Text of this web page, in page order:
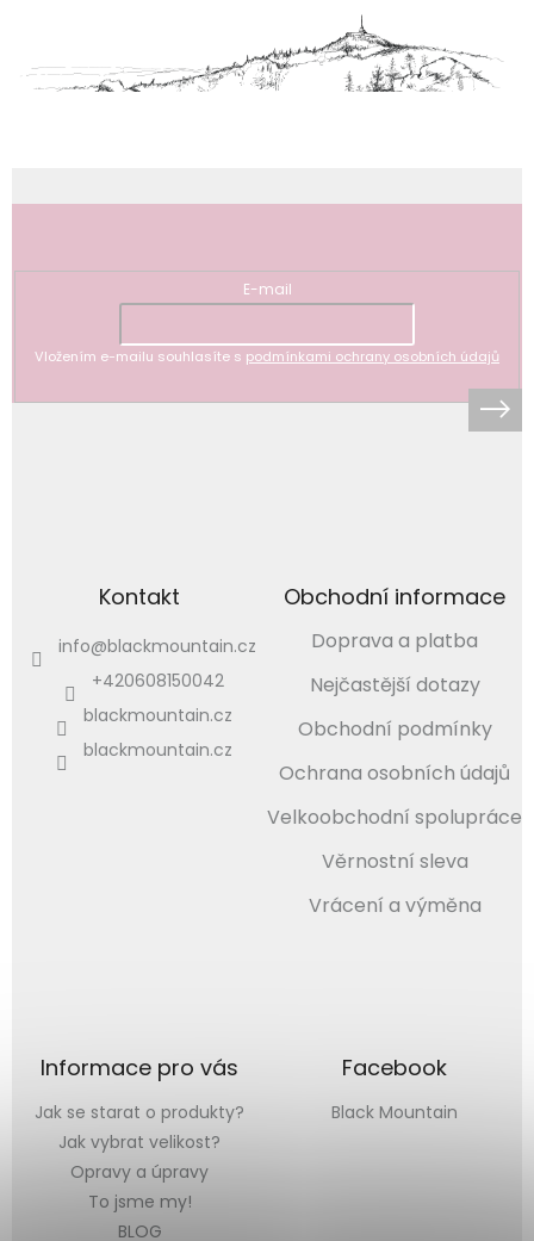
E-mail
Vložením e-mailu souhlasíte s podmínkami ochrany osobních údajů
Kontakt
info@blackmountain.cz
+420608150042
blackmountain.cz
blackmountain.cz
Obchodní informace
Doprava a platba
Nejčastější dotazy
Obchodní podmínky
Ochrana osobních údajů
Velkoobchodní spolupráce
Věrnostní sleva
Vrácení a výměna
Informace pro vás
Jak se starat o produkty?
Jak vybrat velikost?
Opravy a úpravy
To jsme my!
BLOG
Facebook
Black Mountain